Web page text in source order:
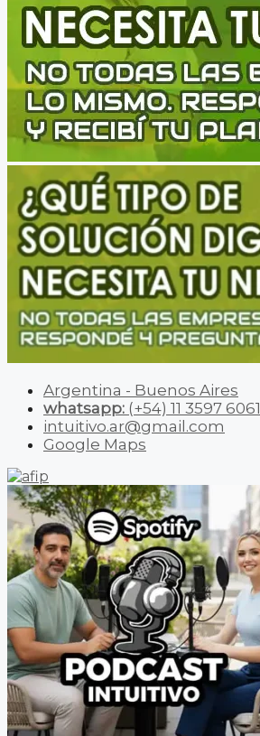
Argentina - Buenos Aires
whatsapp: (+54) 11 3597 6061
intuitivo.ar@gmail.com
Google Maps